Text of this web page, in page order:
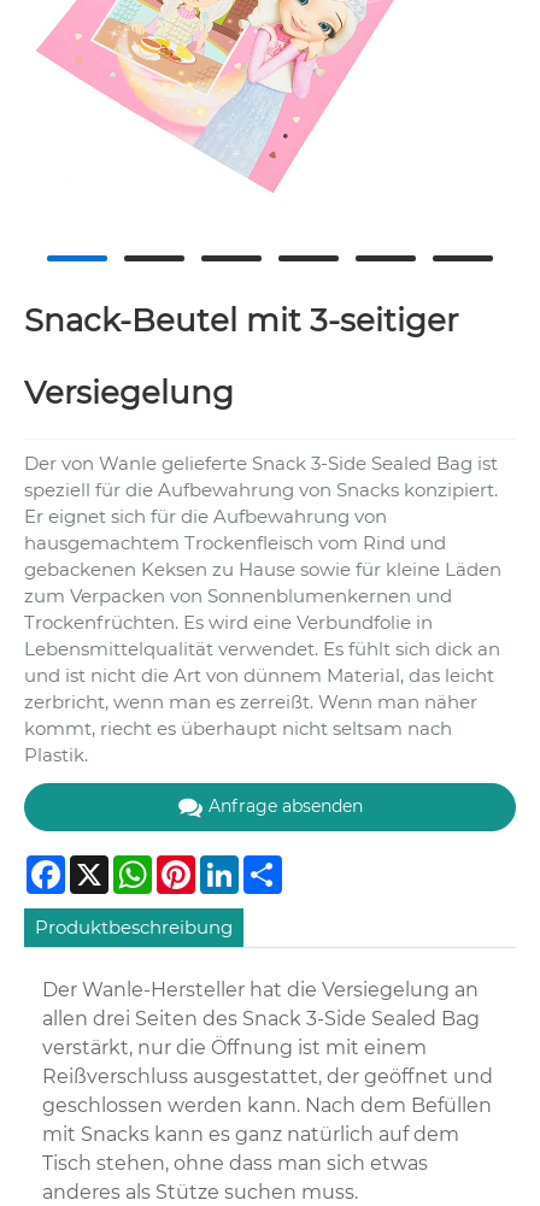
Snack-Beutel mit 3-seitiger
Versiegelung
Der von Wanle gelieferte Snack 3-Side Sealed Bag ist
speziell für die Aufbewahrung von Snacks konzipiert.
Er eignet sich für die Aufbewahrung von
hausgemachtem Trockenfleisch vom Rind und
gebackenen Keksen zu Hause sowie für kleine Läden
zum Verpacken von Sonnenblumenkernen und
Trockenfrüchten. Es wird eine Verbundfolie in
Lebensmittelqualität verwendet. Es fühlt sich dick an
und ist nicht die Art von dünnem Material, das leicht
zerbricht, wenn man es zerreißt. Wenn man näher
kommt, riecht es überhaupt nicht seltsam nach
Plastik.
Anfrage absenden
Facebook
X WhatsApp
PinterestLinkedIn
Produktbeschreibung
Der Wanle-Hersteller hat die Versiegelung an
allen drei Seiten des Snack 3-Side Sealed Bag
verstärkt, nur die Öffnung ist mit einem
Reißverschluss ausgestattet, der geöffnet und
geschlossen werden kann. Nach dem Befüllen
mit Snacks kann es ganz natürlich auf dem
Tisch stehen, ohne dass man sich etwas
anderes als Stütze suchen muss.